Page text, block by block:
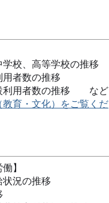
学校、高等学校の推移
用者数の推移
利用者数の推移 など
教育・文化）をご覧くだ
】
状況の推移